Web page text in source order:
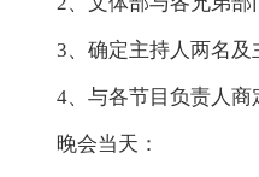
3、确定主持人两名及
4、与各节目负责人商
晚会当天：